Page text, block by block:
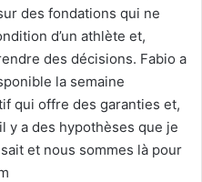
des fondations qui ne
d’un athlète et,
des décisions. Fabio a
la semaine
qui offre des garanties et,
y a des hypothèses que je
et nous sommes là pour